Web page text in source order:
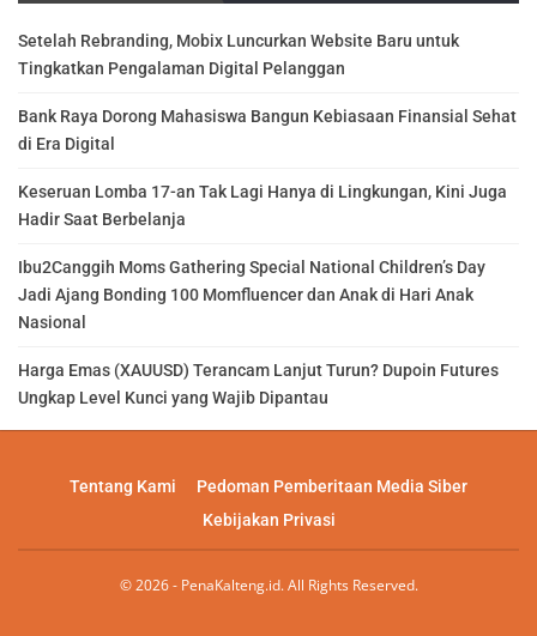
Setelah Rebranding, Mobix Luncurkan Website Baru untuk
Tingkatkan Pengalaman Digital Pelanggan
Bank Raya Dorong Mahasiswa Bangun Kebiasaan Finansial Sehat
di Era Digital
Keseruan Lomba 17-an Tak Lagi Hanya di Lingkungan, Kini Juga
Hadir Saat Berbelanja
Ibu2Canggih Moms Gathering Special National Children’s Day
Jadi Ajang Bonding 100 Momfluencer dan Anak di Hari Anak
Nasional
Harga Emas (XAUUSD) Terancam Lanjut Turun? Dupoin Futures
Ungkap Level Kunci yang Wajib Dipantau
Tentang Kami
Pedoman Pemberitaan Media Siber
Kebijakan Privasi
© 2026 - PenaKalteng.id. All Rights Reserved.